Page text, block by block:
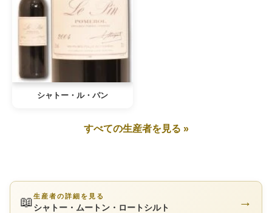
シャトー・ル・パン
すべての生産者を見る »
📖生産者の詳細を見る
シャトー・ムートン・ロートシルト →